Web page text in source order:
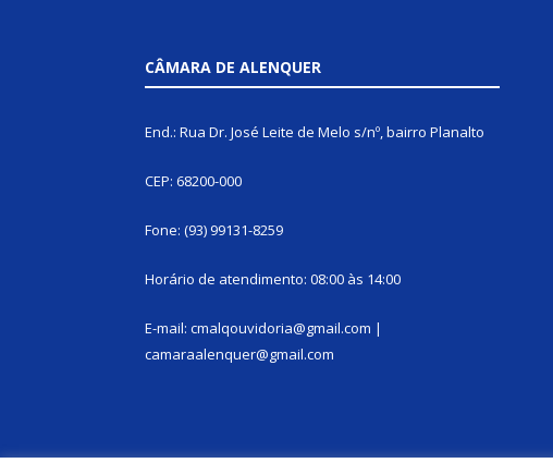
CÂMARA DE ALENQUER
End.: Rua Dr. José Leite de Melo s/nº, bairro Planalto
CEP: 68200-000
Fone: (93) 99131-8259
Horário de atendimento: 08:00 às 14:00
E-mail: cmalqouvidoria@gmail.com |
camaraalenquer@gmail.com